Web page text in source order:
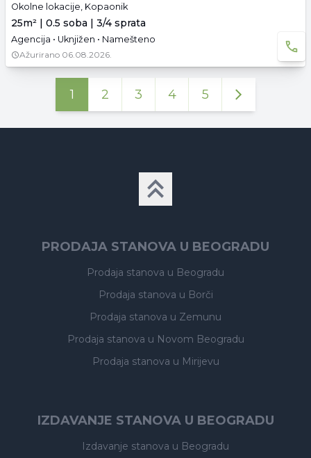
Okolne lokacije, Kopaonik
25m² | 0.5 soba | 3/4 sprata
Agencija • Uknjižen • Namešteno
Ažurirano 06.08.2026.
1 2 3 4 5
PRODAJA STANOVA U BEOGRADU
Prodaja stanova u Beogradu
Prodaja stanova u Borči
Prodaja stanova u Zemunu
Prodaja stanova u Novom Beogradu
Prodaja stanova u Mirijevu
IZDAVANJE STANOVA U BEOGRADU
Izdavanje stanova u Beogradu